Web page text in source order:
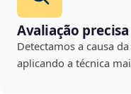
Avaliação precisa
Detectamos a causa
aplicando a técnica